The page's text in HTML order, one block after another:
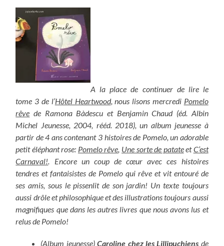
A la place de continuer de lire le
tome 3 de l’Hôtel Heartwood, nous lisons mercredi Pomelo
rêve de Ramona Bàdescu et Benjamin Chaud (éd. Albin
Michel Jeunesse, 2004, rééd. 2018), un album jeunesse à
partir de 4 ans contenant 3 histoires de Pomelo,un adorable
petit éléphant rose: Pomelo rêve, Une sorte de patateetC’est
Carnaval!. Encore un coup de cœur avec ces histoires
tendres et fantaisistes de Pomelo qui rêve et vit entouré de
ses amis, sous le pissenlit de son jardin! Un texte toujours
aussi drôle et philosophique et des illustrations toujours aussi
magnifiques que dans les autres livres que nous avons lus et
relus de Pomelo!
(Album jeunesse)Caroline chez les Lillipuchiens de